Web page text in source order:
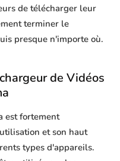
de télécharger leur
terminer le
presque n'importe où.
de Vidéos
est fortement
et son haut
types d'appareils.